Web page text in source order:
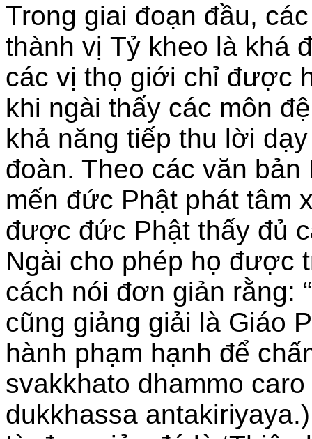
Trong giai đoạn đầu,
thành vị Tỷ kheo là khá
các vị thọ giới chỉ được
khi ngài thấy các môn
khả năng tiếp thu lời
đoàn. Theo các văn
mến đức Phật phát tâm
được đức Phật thấy đủ
Ngài cho phép họ được
cách nói đơn giản rằng:
cũng giảng giải là Giáo
hành phạm hạnh để
svakkhato dhammo
dukkhassa